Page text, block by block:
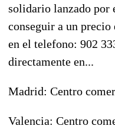
solidario lanzado por
conseguir a un precio
en el telefono: 902
directamente en...
Madrid: Centro
Valencia: Centro